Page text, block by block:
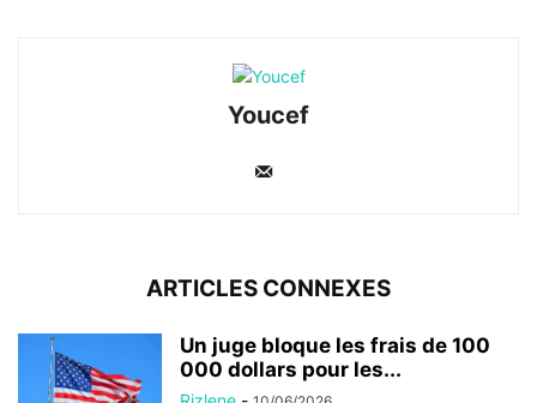
Youcef
ARTICLES CONNEXES
Un juge bloque les frais de 100
000 dollars pour les...